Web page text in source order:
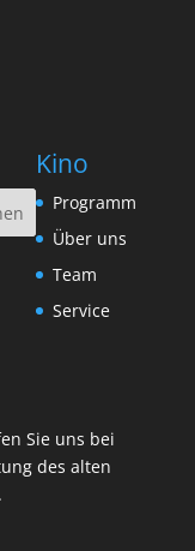
Kino
Programm
Über uns
Team
Service
Sie uns bei
des alten